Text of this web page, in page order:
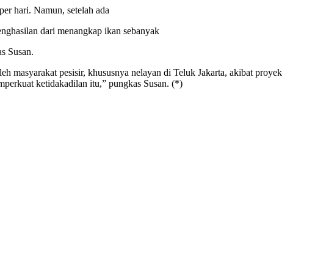
hari. Namun, setelah ada
dari menangkap ikan sebanyak
Susan.
masyarakat pesisir, khususnya nelayan di Teluk Jakarta, akibat proyek
ketidakadilan itu,” pungkas Susan. (*)